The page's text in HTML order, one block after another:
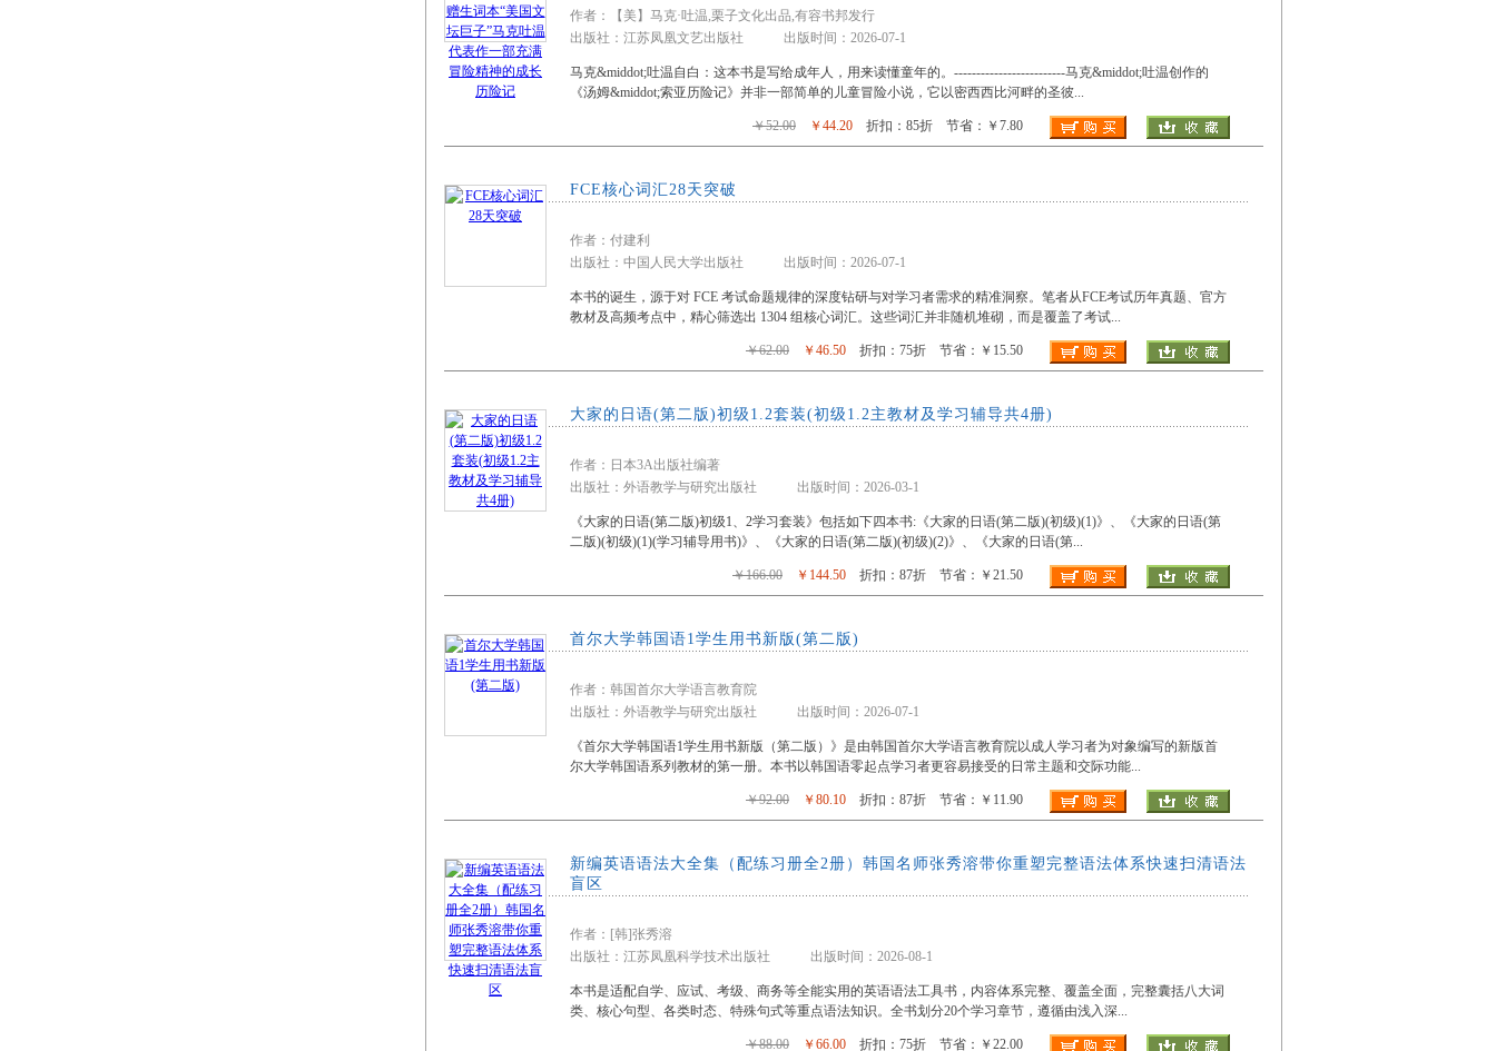
作者：【美】马克·吐温,栗子文化出品,有容书邦发行
出版社：江苏凤凰文艺出版社 出版时间：2026-07-1
马克&middot;吐温自白：这本书是写给成年人，用来读懂童年的。-------------------------马克&middot;吐温创作的
《汤姆&middot;索亚历险记》并非一部简单的儿童冒险小说，它以密西西比河畔的圣彼...
￥52.00 ￥44.20 折扣：85折 节省：￥7.80
FCE核心词汇28天突破
作者：付建利
出版社：中国人民大学出版社 出版时间：2026-07-1
本书的诞生，源于对 FCE 考试命题规律的深度钻研与对学习者需求的精准洞察。笔者从FCE考试历年真题、官方
教材及高频考点中，精心筛选出 1304 组核心词汇。这些词汇并非随机堆砌，而是覆盖了考试...
￥62.00 ￥46.50 折扣：75折 节省：￥15.50
大家的日语(第二版)初级1.2套装(初级1.2主教材及学习辅导共4册)
作者：日本3A出版社编著
出版社：外语教学与研究出版社 出版时间：2026-03-1
《大家的日语(第二版)初级1、2学习套装》包括如下四本书:《大家的日语(第二版)(初级)(1)》、《大家的日语(第
二版)(初级)(1)(学习辅导用书)》、《大家的日语(第二版)(初级)(2)》、《大家的日语(第...
￥166.00 ￥144.50 折扣：87折 节省：￥21.50
首尔大学韩国语1学生用书新版(第二版)
作者：韩国首尔大学语言教育院
出版社：外语教学与研究出版社 出版时间：2026-07-1
《首尔大学韩国语1学生用书新版（第二版）》是由韩国首尔大学语言教育院以成人学习者为对象编写的新版首
尔大学韩国语系列教材的第一册。本书以韩国语零起点学习者更容易接受的日常主题和交际功能...
￥92.00 ￥80.10 折扣：87折 节省：￥11.90
新编英语语法大全集（配练习册全2册）韩国名师张秀溶带你重塑完整语法体系快速扫清语法
盲区
作者：[韩]张秀溶
出版社：江苏凤凰科学技术出版社 出版时间：2026-08-1
本书是适配自学、应试、考级、商务等全能实用的英语语法工具书，内容体系完整、覆盖全面，完整囊括八大词
类、核心句型、各类时态、特殊句式等重点语法知识。全书划分20个学习章节，遵循由浅入深...
￥88.00 ￥66.00 折扣：75折 节省：￥22.00